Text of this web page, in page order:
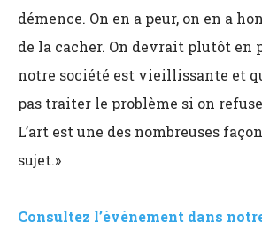
démence. On en a peur, on en a
de la cacher. On devrait plutôt en
notre société est vieillissante et
pas traiter le problème si on
L’art est une des nombreuses
sujet.»
Consultez l’événement dans